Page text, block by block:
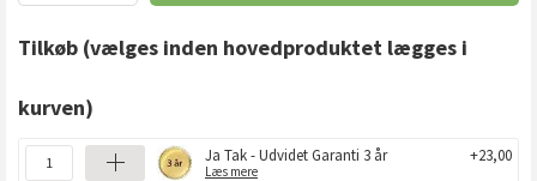
Tilkøb (vælges inden hovedproduktet lægges i
kurven)
Ja Tak - Udvidet Garanti 3 år
Læs mere
+23,00